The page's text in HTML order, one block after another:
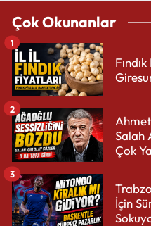
Çok Okunanlar
1
Salah
Çok
2
İçin
3